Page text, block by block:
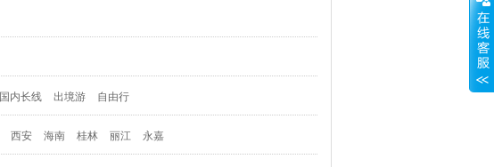
国内长线 出境游 自由行
西安 海南 桂林 丽江 永嘉